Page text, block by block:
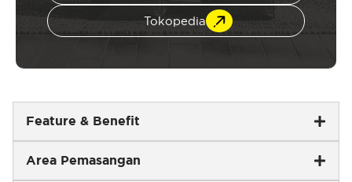
Tokopedia
Feature & Benefit
Area Pemasangan